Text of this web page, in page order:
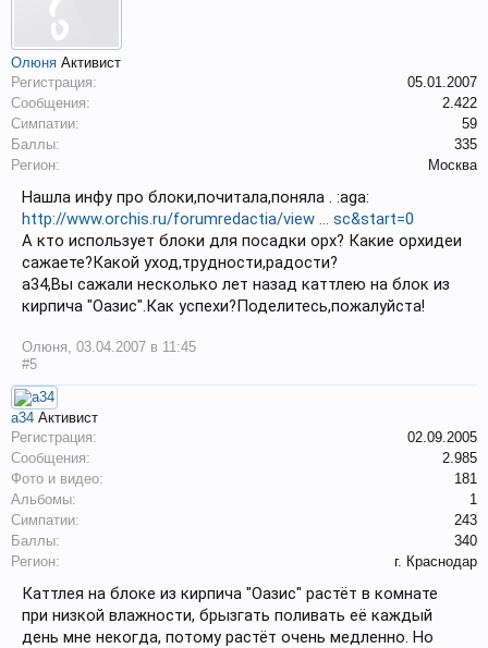
Олюня Активист
Регистрация:
05.01.2007
Сообщения:
2.422
Симпатии:
59
Баллы:
335
Регион:
Москва
Нашла инфу про блоки,почитала,поняла . :aga:
http://www.orchis.ru/forumredactia/view ... sc&start=0
А кто использует блоки для посадки орх? Какие орхидеи
сажаете?Какой уход,трудности,радости?
a34,Вы сажали несколько лет назад каттлею на блок из
кирпича "Оазис".Как успехи?Поделитесь,пожалуйста!
Олюня, 03.04.2007 в 11:45
#5
a34 Активист
Регистрация:
02.09.2005
Сообщения:
2.985
Фото и видео:
181
Альбомы:
1
Симпатии:
243
Баллы:
340
Регион:
г. Краснодар
Каттлея на блоке из кирпича "Оазис" растёт в комнате
при низкой влажности, брызгать поливать её каждый
день мне некогда, потому растёт очень медленно. Но